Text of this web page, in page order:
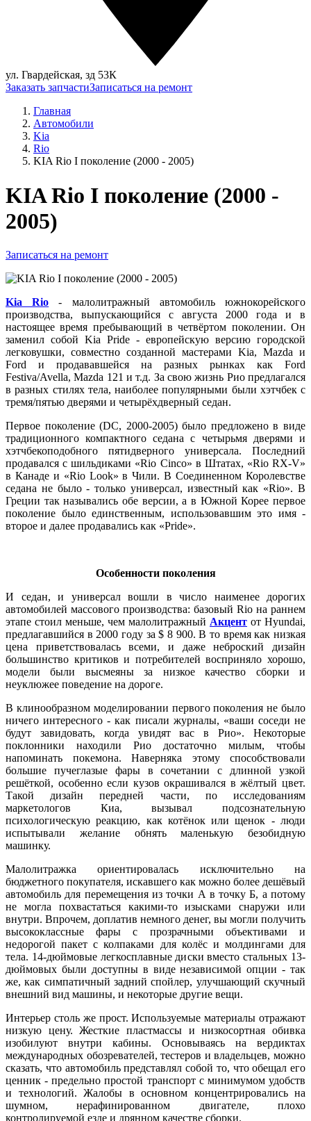
ул. Гвардейская, зд 53К
Заказать запчастиЗаписаться на ремонт
Главная
Автомобили
Kia
Rio
KIA Rio I поколение (2000 - 2005)
KIA Rio I поколение (2000 -
2005)
Записаться на ремонт
Kia Rio - малолитражный автомобиль южнокорейского
производства, выпускающийся с августа 2000 года и в
настоящее время пребывающий в четвёртом поколении. Он
заменил собой Kia Pride - европейскую версию городской
легковушки, совместно созданной мастерами Kia, Mazda и
Ford и продававшейся на разных рынках как Ford
Festiva/Avella, Mazda 121 и т.д. За свою жизнь Рио предлагался
в разных стилях тела, наиболее популярными были хэтчбек с
тремя/пятью дверями и четырёхдверный седан.
Первое поколение (DC, 2000-2005) было предложено в виде
традиционного компактного седана с четырьмя дверями и
хэтчбекоподобного пятидверного универсала. Последний
продавался с шильдиками «Rio Cinco» в Штатах, «Rio RX-V»
в Канаде и «Rio Look» в Чили. В Соединенном Королевстве
седана не было - только универсал, известный как «Rio». В
Греции так назывались обе версии, а в Южной Корее первое
поколение было единственным, использовавшим это имя -
второе и далее продавались как «Pride».
Особенности поколения
И седан, и универсал вошли в число наименее дорогих
автомобилей массового производства: базовый Rio на раннем
этапе стоил меньше, чем малолитражный Акцент от Hyundai,
предлагавшийся в 2000 году за $ 8 900. В то время как низкая
цена приветствовалась всеми, и даже неброский дизайн
большинство критиков и потребителей восприняло хорошо,
модели были высмеяны за низкое качество сборки и
неуклюжее поведение на дороге.
В клинообразном моделировании первого поколения не было
ничего интересного - как писали журналы, «ваши соседи не
будут завидовать, когда увидят вас в Рио». Некоторые
поклонники находили Рио достаточно милым, чтобы
напоминать покемона. Наверняка этому способствовали
большие пучеглазые фары в сочетании с длинной узкой
решёткой, особенно если кузов окрашивался в жёлтый цвет.
Такой дизайн передней части, по исследованиям
маркетологов Киа, вызывал подсознательную
психологическую реакцию, как котёнок или щенок - люди
испытывали желание обнять маленькую безобидную
машинку.
Малолитражка ориентировалась исключительно на
бюджетного покупателя, искавшего как можно более дешёвый
автомобиль для перемещения из точки А в точку Б, а потому
не могла похвастаться какими-то изысками снаружи или
внутри. Впрочем, доплатив немного денег, вы могли получить
высококлассные фары с прозрачными объективами и
недорогой пакет с колпаками для колёс и молдингами для
тела. 14-дюймовые легкосплавные диски вместо стальных 13-
дюймовых были доступны в виде независимой опции - так
же, как симпатичный задний спойлер, улучшающий скучный
внешний вид машины, и некоторые другие вещи.
Интерьер столь же прост. Используемые материалы отражают
низкую цену. Жесткие пластмассы и низкосортная обивка
изобилуют внутри кабины. Основываясь на вердиктах
международных обозревателей, тестеров и владельцев, можно
сказать, что автомобиль представлял собой то, что обещал его
ценник - предельно простой транспорт с минимумом удобств
и технологий. Жалобы в основном концентрировались на
шумном, нерафинированном двигателе, плохо
контролируемой езде и дрянном качестве сборки.